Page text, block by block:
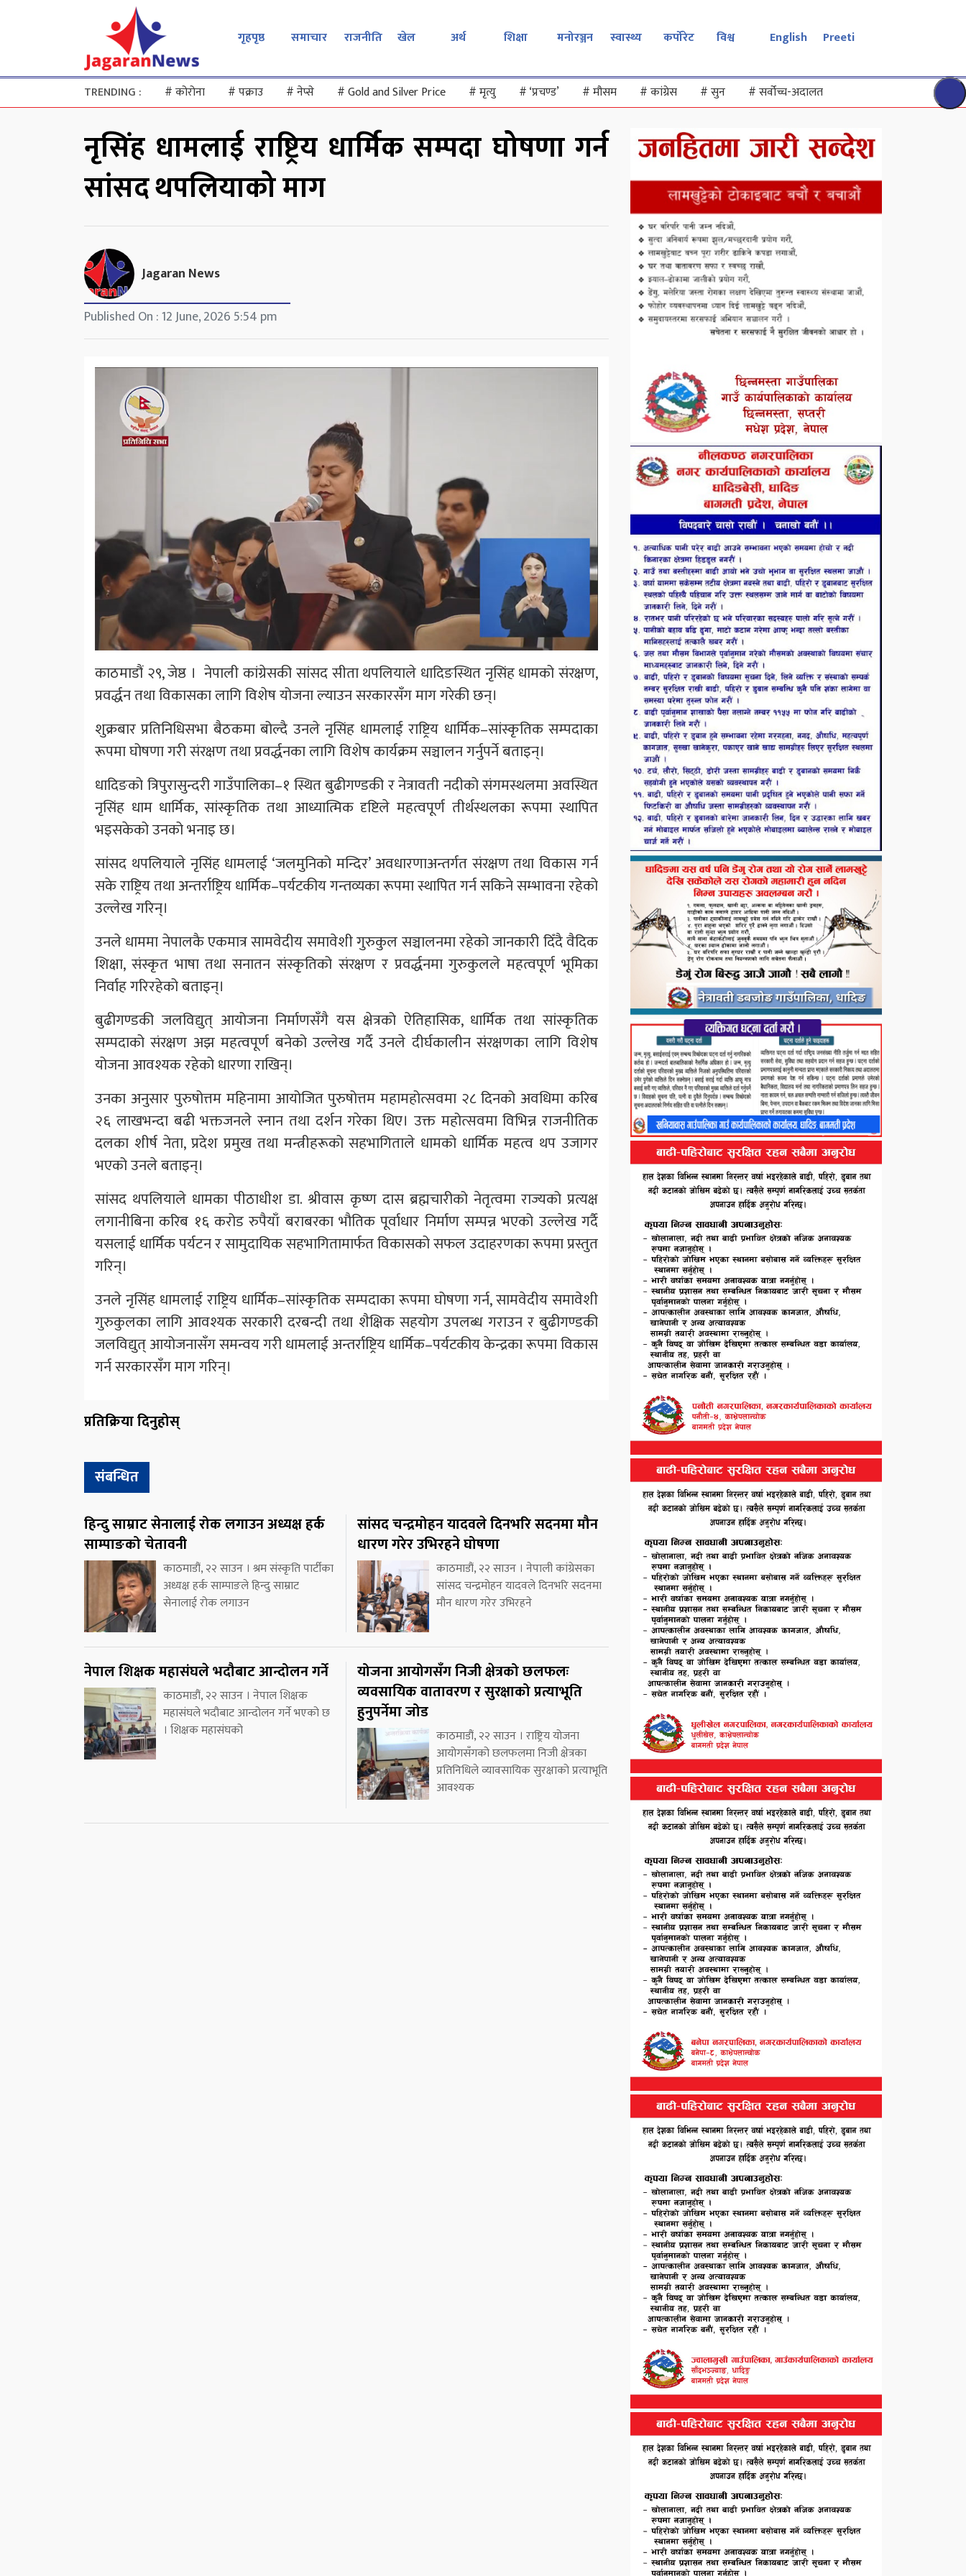
गृहपृष्ठ समाचार राजनीति खेल अर्थ शिक्षा मनोरञ्जन स्वास्थ्य कर्पोरेट विश्व English Preeti
TRENDING : #कोरोना #पक्राउ #नेप्से #Gold and Silver Price #मृत्यु #‘प्रचण्ड’ #मौसम #कांग्रेस #सुन #सर्वोच्च-अदालत
नृसिंह धामलाई राष्ट्रिय धार्मिक सम्पदा घोषणा गर्न
सांसद थपलियाको माग
Jagaran News
Published On : 12 June, 2026 5:54 pm
काठमाडौं २९, जेष्ठ । नेपाली कांग्रेसकी सांसद सीता थपलियाले धादिङस्थित नृसिंह धामको संरक्षण,
प्रवर्द्धन तथा विकासका लागि विशेष योजना ल्याउन सरकारसँग माग गरेकी छन्।
शुक्रबार प्रतिनिधिसभा बैठकमा बोल्दै उनले नृसिंह धामलाई राष्ट्रिय धार्मिक–सांस्कृतिक सम्पदाका
रूपमा घोषणा गरी संरक्षण तथा प्रवर्द्धनका लागि विशेष कार्यक्रम सञ्चालन गर्नुपर्ने बताइन्।
धादिङको त्रिपुरासुन्दरी गाउँपालिका–१ स्थित बुढीगण्डकी र नेत्रावती नदीको संगमस्थलमा अवस्थित
नृसिंह धाम धार्मिक, सांस्कृतिक तथा आध्यात्मिक दृष्टिले महत्वपूर्ण तीर्थस्थलका रूपमा स्थापित
भइसकेको उनको भनाइ छ।
सांसद थपलियाले नृसिंह धामलाई ‘जलमुनिको मन्दिर’ अवधारणाअन्तर्गत संरक्षण तथा विकास गर्न
सके राष्ट्रिय तथा अन्तर्राष्ट्रिय धार्मिक–पर्यटकीय गन्तव्यका रूपमा स्थापित गर्न सकिने सम्भावना रहेको
उल्लेख गरिन्।
उनले धाममा नेपालकै एकमात्र सामवेदीय समावेशी गुरुकुल सञ्चालनमा रहेको जानकारी दिँदै वैदिक
शिक्षा, संस्कृत भाषा तथा सनातन संस्कृतिको संरक्षण र प्रवर्द्धनमा गुरुकुलले महत्वपूर्ण भूमिका
निर्वाह गरिरहेको बताइन्।
बुढीगण्डकी जलविद्युत् आयोजना निर्माणसँगै यस क्षेत्रको ऐतिहासिक, धार्मिक तथा सांस्कृतिक
सम्पदाको संरक्षण अझ महत्वपूर्ण बनेको उल्लेख गर्दै उनले दीर्घकालीन संरक्षणका लागि विशेष
योजना आवश्यक रहेको धारणा राखिन्।
उनका अनुसार पुरुषोत्तम महिनामा आयोजित पुरुषोत्तम महामहोत्सवमा २८ दिनको अवधिमा करिब
२६ लाखभन्दा बढी भक्तजनले स्नान तथा दर्शन गरेका थिए। उक्त महोत्सवमा विभिन्न राजनीतिक
दलका शीर्ष नेता, प्रदेश प्रमुख तथा मन्त्रीहरूको सहभागिताले धामको धार्मिक महत्व थप उजागर
भएको उनले बताइन्।
सांसद थपलियाले धामका पीठाधीश डा. श्रीवास कृष्ण दास ब्रह्मचारीको नेतृत्वमा राज्यको प्रत्यक्ष
लगानीबिना करिब १६ करोड रुपैयाँ बराबरका भौतिक पूर्वाधार निर्माण सम्पन्न भएको उल्लेख गर्दै
यसलाई धार्मिक पर्यटन र सामुदायिक सहभागितामार्फत विकासको सफल उदाहरणका रूपमा प्रस्तुत
गरिन्।
उनले नृसिंह धामलाई राष्ट्रिय धार्मिक–सांस्कृतिक सम्पदाका रूपमा घोषणा गर्न, सामवेदीय समावेशी
गुरुकुलका लागि आवश्यक सरकारी दरबन्दी तथा शैक्षिक सहयोग उपलब्ध गराउन र बुढीगण्डकी
जलविद्युत् आयोजनासँग समन्वय गरी धामलाई अन्तर्राष्ट्रिय धार्मिक–पर्यटकीय केन्द्रका रूपमा विकास
गर्न सरकारसँग माग गरिन्।
प्रतिक्रिया दिनुहोस्
संबन्धित
हिन्दु साम्राट सेनालाई रोक लगाउन अध्यक्ष हर्क
साम्पाङको चेतावनी
काठमाडौं, २२ साउन । श्रम संस्कृति पार्टीका
अध्यक्ष हर्क साम्पाङले हिन्दु साम्राट
सेनालाई रोक लगाउन
सांसद चन्द्रमोहन यादवले दिनभरि सदनमा मौन
धारण गरेर उभिरहने घोषणा
काठमाडौं, २२ साउन । नेपाली कांग्रेसका
सांसद चन्द्रमोहन यादवले दिनभरि सदनमा
मौन धारण गरेर उभिरहने
नेपाल शिक्षक महासंघले भदौबाट आन्दोलन गर्ने
काठमाडौं, २२ साउन । नेपाल शिक्षक
महासंघले भदौबाट आन्दोलन गर्ने भएको छ
। शिक्षक महासंघको
योजना आयोगसँग निजी क्षेत्रको छलफलः
व्यवसायिक वातावरण र सुरक्षाको प्रत्याभूति
हुनुपर्नेमा जोड
काठमाडौं, २२ साउन । राष्ट्रिय योजना
आयोगसँगको छलफलमा निजी क्षेत्रका
प्रतिनिधिले व्यावसायिक सुरक्षाको प्रत्याभूति
आवश्यक